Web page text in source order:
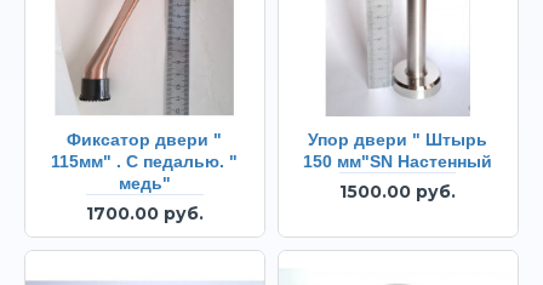
Фиксатор двери "
115мм" . С педалью. "
медь"
1700.00 руб.
Упор двери " Штырь
150 мм"SN Настенный
1500.00 руб.